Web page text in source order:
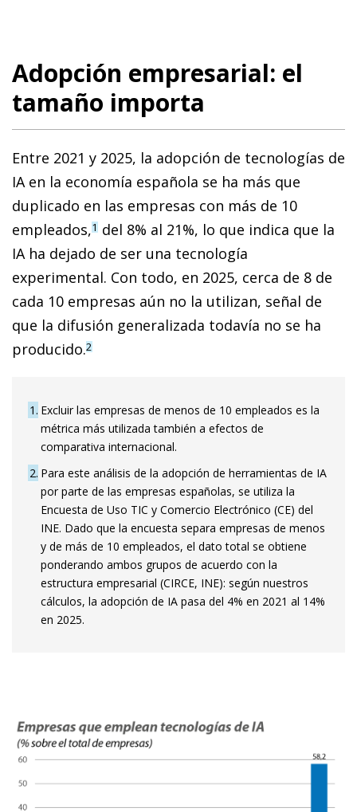
Adopción empresarial: el
tamaño importa
Entre 2021 y 2025, la adopción de tecnologías de
IA en la economía española se ha más que
duplicado en las empresas con más de 10
empleados,1 del 8% al 21%, lo que indica que la
IA ha dejado de ser una tecnología
experimental. Con todo, en 2025, cerca de 8 de
cada 10 empresas aún no la utilizan, señal de
que la difusión generalizada todavía no se ha
producido.2
1 Excluir las empresas de menos de 10 empleados es la
métrica más utilizada también a efectos de
comparativa internacional.
2 Para este análisis de la adopción de herramientas de IA
por parte de las empresas españolas, se utiliza la
Encuesta de Uso TIC y Comercio Electrónico (CE) del
INE. Dado que la encuesta separa empresas de menos
y de más de 10 empleados, el dato total se obtiene
ponderando ambos grupos de acuerdo con la
estructura empresarial (CIRCE, INE): según nuestros
cálculos, la adopción de IA pasa del 4% en 2021 al 14%
en 2025.